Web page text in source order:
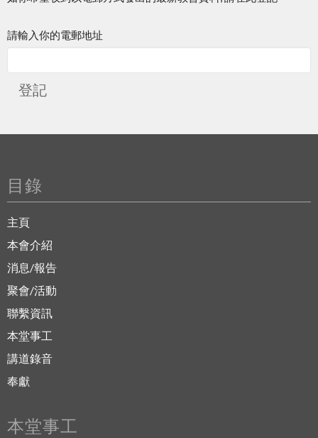
請輸入你的電郵地址
登記
目錄
主頁
本會介紹
消息/報告
聚會/活動
聯繫資訊
本堂事工
講道錄音
奉獻
本堂事工